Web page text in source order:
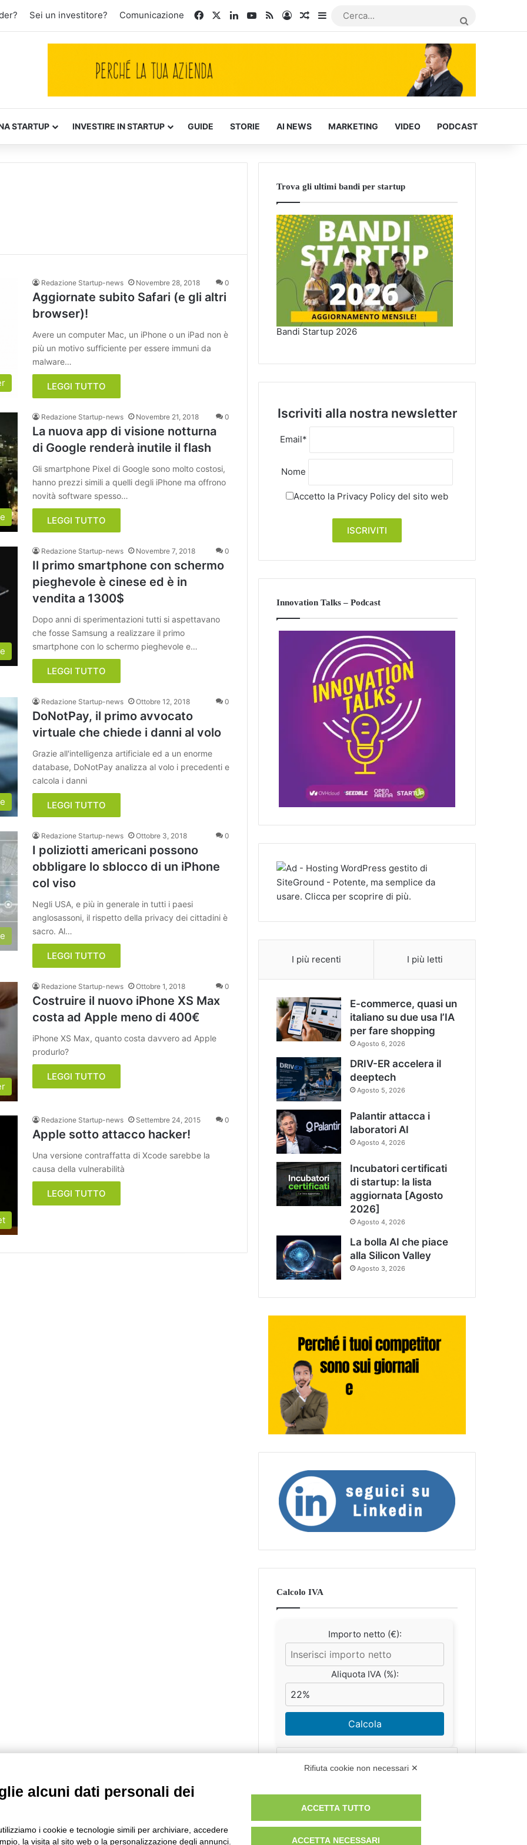
Sei un investitore? Comunicazione FacebookLinkedInYou Tube
RSSAccediArticoli Casuali
Barra laterale
STARTUP INVESTIRE IN STARTUP GUIDE STORIE AI NEWS MARKETING VIDEO PODCAST
Redazione Startup-news Novembre 28, 2018 0
Aggiornate subito Safari (e gli altri
browser)!
Avere un computer Mac, un iPhone o un iPad non è
più un motivo sufficiente per essere immuni da
malware…
LEGGI TUTTO
Redazione Startup-news Novembre 21, 2018 0
La nuova app di visione notturna
di Google renderà inutile il flash
Gli smartphone Pixel di Google sono molto costosi,
hanno prezzi simili a quelli degli iPhone ma offrono
novità software spesso…
LEGGI TUTTO
Redazione Startup-news Novembre 7, 2018 0
Il primo smartphone con schermo
pieghevole è cinese ed è in
vendita a 1300$
Dopo anni di sperimentazioni tutti si aspettavano
che fosse Samsung a realizzare il primo
smartphone con lo schermo pieghevole e…
LEGGI TUTTO
Redazione Startup-news Ottobre 12, 2018 0
DoNotPay, il primo avvocato
virtuale che chiede i danni al volo
Grazie all'intelligenza artificiale ed a un enorme
database, DoNotPay analizza al volo i precedenti e
calcola i danni
LEGGI TUTTO
Redazione Startup-news Ottobre 3, 2018 0
I poliziotti americani possono
obbligare lo sblocco di un iPhone
col viso
Negli USA, e più in generale in tutti i paesi
anglosassoni, il rispetto della privacy dei cittadini è
sacro. Al…
LEGGI TUTTO
Redazione Startup-news Ottobre 1, 2018 0
Costruire il nuovo iPhone XS Max
costa ad Apple meno di 400€
iPhone XS Max, quanto costa davvero ad Apple
produrlo?
LEGGI TUTTO
Redazione Startup-news Settembre 24, 2015 0
Apple sotto attacco hacker!
Una versione contraffatta di Xcode sarebbe la
causa della vulnerabilità
LEGGI TUTTO
Trova gli ultimi bandi per startup
Bandi Startup 2026
Iscriviti alla nostra newsletter
Email*
Nome
Accetto la Privacy Policy del sito web
Innovation Talks – Podcast
I più recenti I più letti
E-commerce, quasi un
italiano su due usa l’IA
per fare shopping
Agosto 6, 2026
DRIV-ER accelera il
deeptech
Agosto 5, 2026
Palantir attacca i
laboratori AI
Agosto 4, 2026
Incubatori certificati
di startup: la lista
aggiornata [Agosto
2026]
Agosto 4, 2026
La bolla AI che piace
alla Silicon Valley
Agosto 3, 2026
Calcolo IVA
Importo netto (€):
Aliquota IVA (%):
Calcola
Scorporo IVA
Importo lordo (€):
Rifiuta cookie non necessari ✕
alcuni dati personali dei
i cookie e tecnologie simili per archiviare, accedere
la visita al sito web o la personalizzazione degli annunci.
ACCETTA TUTTO
ACCETTA NECESSARI